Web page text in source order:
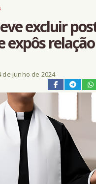
excluir
expôs
de junho de 2024